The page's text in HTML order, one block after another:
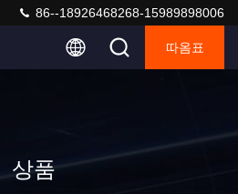
86--18926468268-15989898006
따옴표
상품